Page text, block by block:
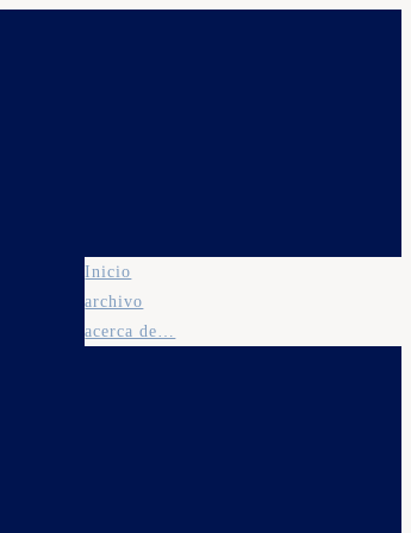
Inicio
archivo
acerca de…